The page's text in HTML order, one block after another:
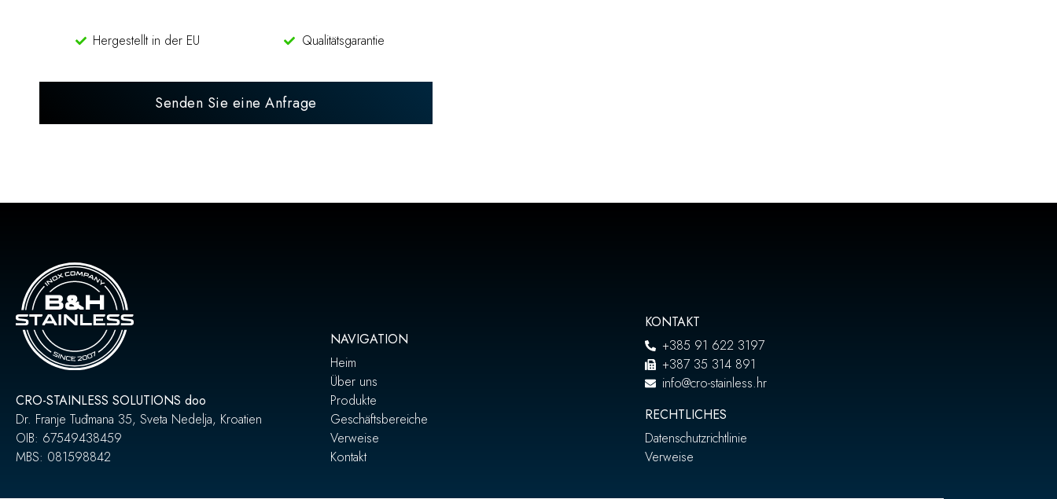
Hergestellt in der EU Qualitätsgarantie
Senden Sie eine Anfrage
CRO-STAINLESS SOLUTIONS doo
Dr. Franje Tuđmana 35, Sveta Nedelja, Kroatien
OIB: 67549438459
MBS: 081598842
NAVIGATION
Heim
Über uns
Produkte
Geschäftsbereiche
Verweise
Kontakt
KONTAKT
+385 91 622 3197
+387 35 314 891
info@cro-stainless.hr
RECHTLICHES
Datenschutzrichtlinie
Verweise